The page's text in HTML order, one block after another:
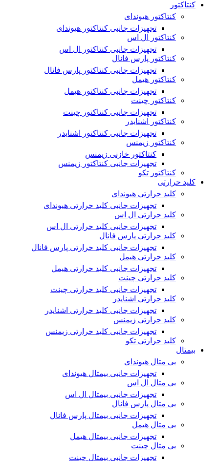
کنتاکتور
کنتاکتور هیوندای
تجهیزات جانبی کنتاکتور هیوندای
کنتاکتور ال اس
تجهیزات جانبی کنتاکتور ال اس
کنتاکتور پارس فانال
تجهیزات جانبی کنتاکتور پارس فانال
کنتاکتور هیمل
تجهیزات جانبی کنتاکتور هیمل
کنتاکتور چینت
تجهیزات جانبی کنتاکتور چینت
کنتاکتور اشنایدر
تجهیزات جانبی کنتاکتور اشنایدر
کنتاکتور زیمنس
کنتاکتور خازنی زیمنس
تجهیزات جانبی کنتاکتور زیمنس
کنتاکتور تکو
کلید حرارتی
کلید حرارتی هیوندای
تجهیزات جانبی کلید حرارتی هیوندای
کلید حرارتی ال اس
تجهیزات جانبی کلید حرارتی ال اس
کلید حرارتی پارس فانال
تجهیزات جانبی کلید حرارتی پارس فانال
کلید حرارتی هیمل
تجهیزات جانبی کلید حرارتی هیمل
کلید حرارتی چینت
تجهیزات جانبی کلید حرارتی چینت
کلید حرارتی اشنایدر
تجهیزات جانبی کلید حرارتی اشنایدر
کلید حرارتی زیمنس
تجهیزات جانبی کلید حرارتی زیمنس
کلید حرارتی تکو
بیمتال
بی متال هیوندای
تجهیزات جانبی بیمتال هیوندای
بی متال ال اس
تجهیزات جانبی بیمتال ال اس
بی متال پارس فانال
تجهیزات جانبی بیمتال پارس فانال
بی متال هیمل
تجهیزات جانبی بیمتال هیمل
بی متال چینت
تجهیزات جانبی بیمتال چینت